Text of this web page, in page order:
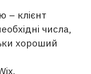
– клієнт
числа,
хороший